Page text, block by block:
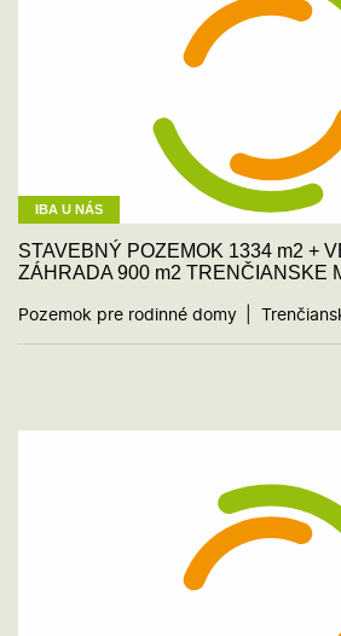
IBA U NÁS
STAVEBNÝ POZEMOK 1334 m2 +
ZÁHRADA 900 m2 TRENČIANSKE
Pozemok pre rodinné domy